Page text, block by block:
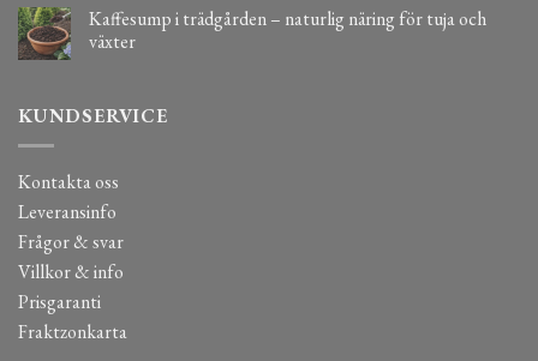
Kaffesump i trädgården – naturlig näring för tuja och
växter
KUNDSERVICE
Kontakta oss
Leveransinfo
Frågor & svar
Villkor & info
Prisgaranti
Fraktzonkarta